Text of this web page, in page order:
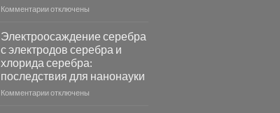
Комментариик
фотокаталитической
активности
Хлорида
Серебра-
AgCl
отключены
Электроосаждение серебра
с электродов серебра и
хлорида серебра:
последствия для нанонауки
Комментариикотключены